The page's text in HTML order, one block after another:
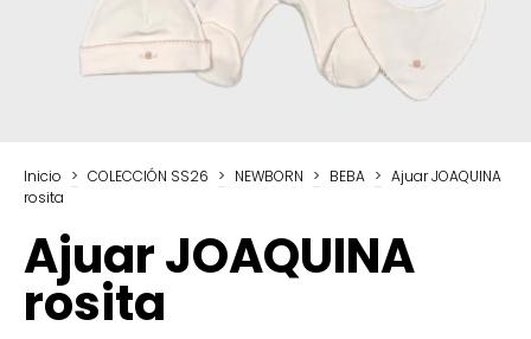
Inicio > COLECCIÓN SS26 > NEWBORN > BEBA > Ajuar JOAQUINA
rosita
Ajuar JOAQUINA
rosita